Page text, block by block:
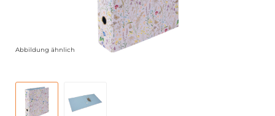
Abbildung ähnlich